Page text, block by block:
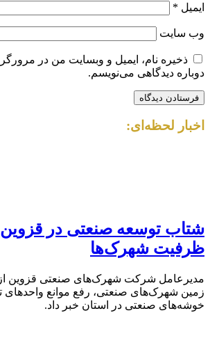
ایمیل *
وب‌ سایت
ذخیره نام، ایمیل و وبسایت من در
دوباره دیدگاهی می‌نویسم.
اخبار لحظه‌ای:
شتاب توسعه صنعتی در قزوین
ظرفیت شهرک‌ها
مدیرعامل شرکت شهرک‌های صنعتی قزوین
زمین شهرک‌های صنعتی، رفع موانع واحدهای
خوشه‌های صنعتی در استان خبر داد.